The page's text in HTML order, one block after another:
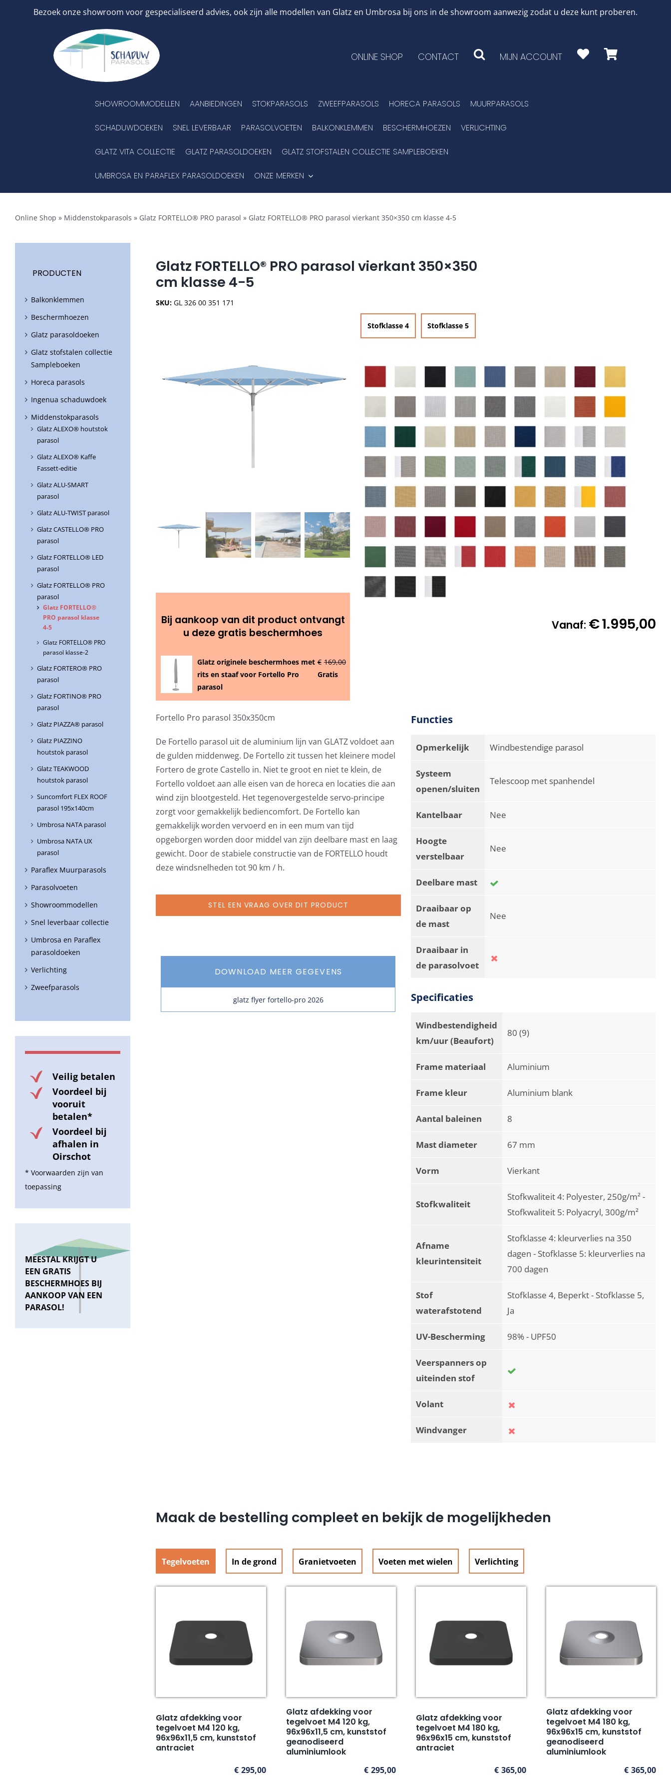
Bezoek onze showroom voor gespecialiseerd advies, ook zijn alle modellen van Glatz en Umbrosa bij ons in de showroom aanwezig zodat u deze kunt proberen.
ONLINE SHOP CONTACT MIJN ACCOUNT
SHOWROOMMODELLEN AANBIEDINGEN STOKPARASOLS ZWEEFPARASOLS HORECA PARASOLS MUURPARASOLS
SCHADUWDOEKEN SNEL LEVERBAAR PARASOLVOETEN BALKONKLEMMEN BESCHERMHOEZEN VERLICHTING
GLATZ VITA COLLECTIE GLATZ PARASOLDOEKEN GLATZ STOFSTALEN COLLECTIE SAMPLEBOEKEN
UMBROSA EN PARAFLEX PARASOLDOEKEN ONZE MERKEN
Online Shop » Middenstokparasols » Glatz FORTELLO® PRO parasol » Glatz FORTELLO® PRO parasol vierkant 350×350 cm klasse 4-5
Glatz FORTELLO® PRO parasol vierkant 350×350
cm klasse 4-5
SKU:GL 326 00 351 171
Bij aankoop van dit product ontvangt
u deze gratis beschermhoes
Glatz originele beschermhoes met
rits en staaf voor Fortello Pro
parasol
€ 169,00
Gratis
Stofklasse 4 Stofklasse 5

Vanaf: €1.995,00
Fortello Pro parasol 350x350cm
De Fortello parasol uit de aluminium lijn van GLATZ voldoet aan
de gulden middenweg. De Fortello zit tussen het kleinere model
Fortero de grote Castello in. Niet te groot en niet te klein, de
Fortello voldoet aan alle eisen van de horeca en locaties die aan
wind zijn blootgesteld. Het tegenovergestelde servo-principe
zorgt voor gemakkelijk bediencomfort. De Fortello kan
gemakkelijk worden vervoerd en in een mum van tijd
opgeborgen worden door middel van zijn deelbare mast en laag
gewicht. Door de stabiele constructie van de FORTELLO houdt
deze windsnelheden tot 90 km / h.
STEL EEN VRAAG OVER DIT PRODUCT
DOWNLOAD MEER GEGEVENS
glatz flyer fortello-pro 2026
Functies
Opmerkelijk Windbestendige parasol
Systeem
openen/sluiten
Telescoop met spanhendel
Kantelbaar Nee
Hoogte
verstelbaar
Nee
Deelbare mast
Draaibaar op
de mast
Nee
Draaibaar in
de parasolvoet
Specificaties
Windbestendigheid
km/uur (Beaufort)
80 (9)
Frame materiaal Aluminium
Frame kleur Aluminium blank
Aantal baleinen 8
Mast diameter 67 mm
Vorm Vierkant
Stofkwaliteit
Stofkwaliteit 4: Polyester, 250g/m² -
Stofkwaliteit 5: Polyacryl, 300g/m²
Afname
kleurintensiteit
Stofklasse 4: kleurverlies na 350
dagen - Stofklasse 5: kleurverlies na
700 dagen
Stof
waterafstotend
Stofklasse 4, Beperkt - Stofklasse 5,
Ja
UV-Bescherming 98% - UPF50
Veerspanners op
uiteinden stof
Volant
Windvanger
Maak de bestelling compleet en bekijk de mogelijkheden
Tegelvoeten In de grond Granietvoeten Voeten met wielen Verlichting
Glatz afdekking voor
tegelvoet M4 120 kg,
96x96x11,5 cm, kunststof
antraciet
€ 295,00
Glatz afdekking voor
tegelvoet M4 120 kg,
96x96x11,5 cm, kunststof
geanodiseerd
aluminiumlook
€ 295,00
Glatz afdekking voor
tegelvoet M4 180 kg,
96x96x15 cm, kunststof
antraciet
€ 365,00
Glatz afdekking voor
tegelvoet M4 180 kg,
96x96x15 cm, kunststof
geanodiseerd
aluminiumlook
€ 365,00
PRODUCTEN
Balkonklemmen
Beschermhoezen
Glatz parasoldoeken
Glatz stofstalen collectie
Sampleboeken
Horeca parasols
Ingenua schaduwdoek
Middenstokparasols
Glatz ALEXO® houtstok
parasol
Glatz ALEXO® Kaffe
Fassett-editie
Glatz ALU-SMART
parasol
Glatz ALU-TWIST parasol
Glatz CASTELLO® PRO
parasol
Glatz FORTELLO® LED
parasol
Glatz FORTELLO® PRO
parasol
Glatz FORTELLO®
PRO parasol klasse
4-5
Glatz FORTELLO® PRO
parasol klasse-2
Glatz FORTERO® PRO
parasol
Glatz FORTINO® PRO
parasol
Glatz PIAZZA® parasol
Glatz PIAZZINO
houtstok parasol
Glatz TEAKWOOD
houtstok parasol
Suncomfort FLEX ROOF
parasol 195x140cm
Umbrosa NATA parasol
Umbrosa NATA UX
parasol
Paraflex Muurparasols
Parasolvoeten
Showroommodellen
Snel leverbaar collectie
Umbrosa en Paraflex
parasoldoeken
Verlichting
Zweefparasols
Veilig betalen
Voordeel bij
vooruit
betalen*
Voordeel bij
afhalen in
Oirschot
* Voorwaarden zijn van
toepassing
MEESTAL KRIJGT U
EEN GRATIS
BESCHERMHOES BIJ
AANKOOP VAN EEN
PARASOL!